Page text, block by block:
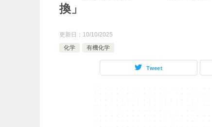
換」
更新日： 10/10/2025
化学
有機化学
Tweet